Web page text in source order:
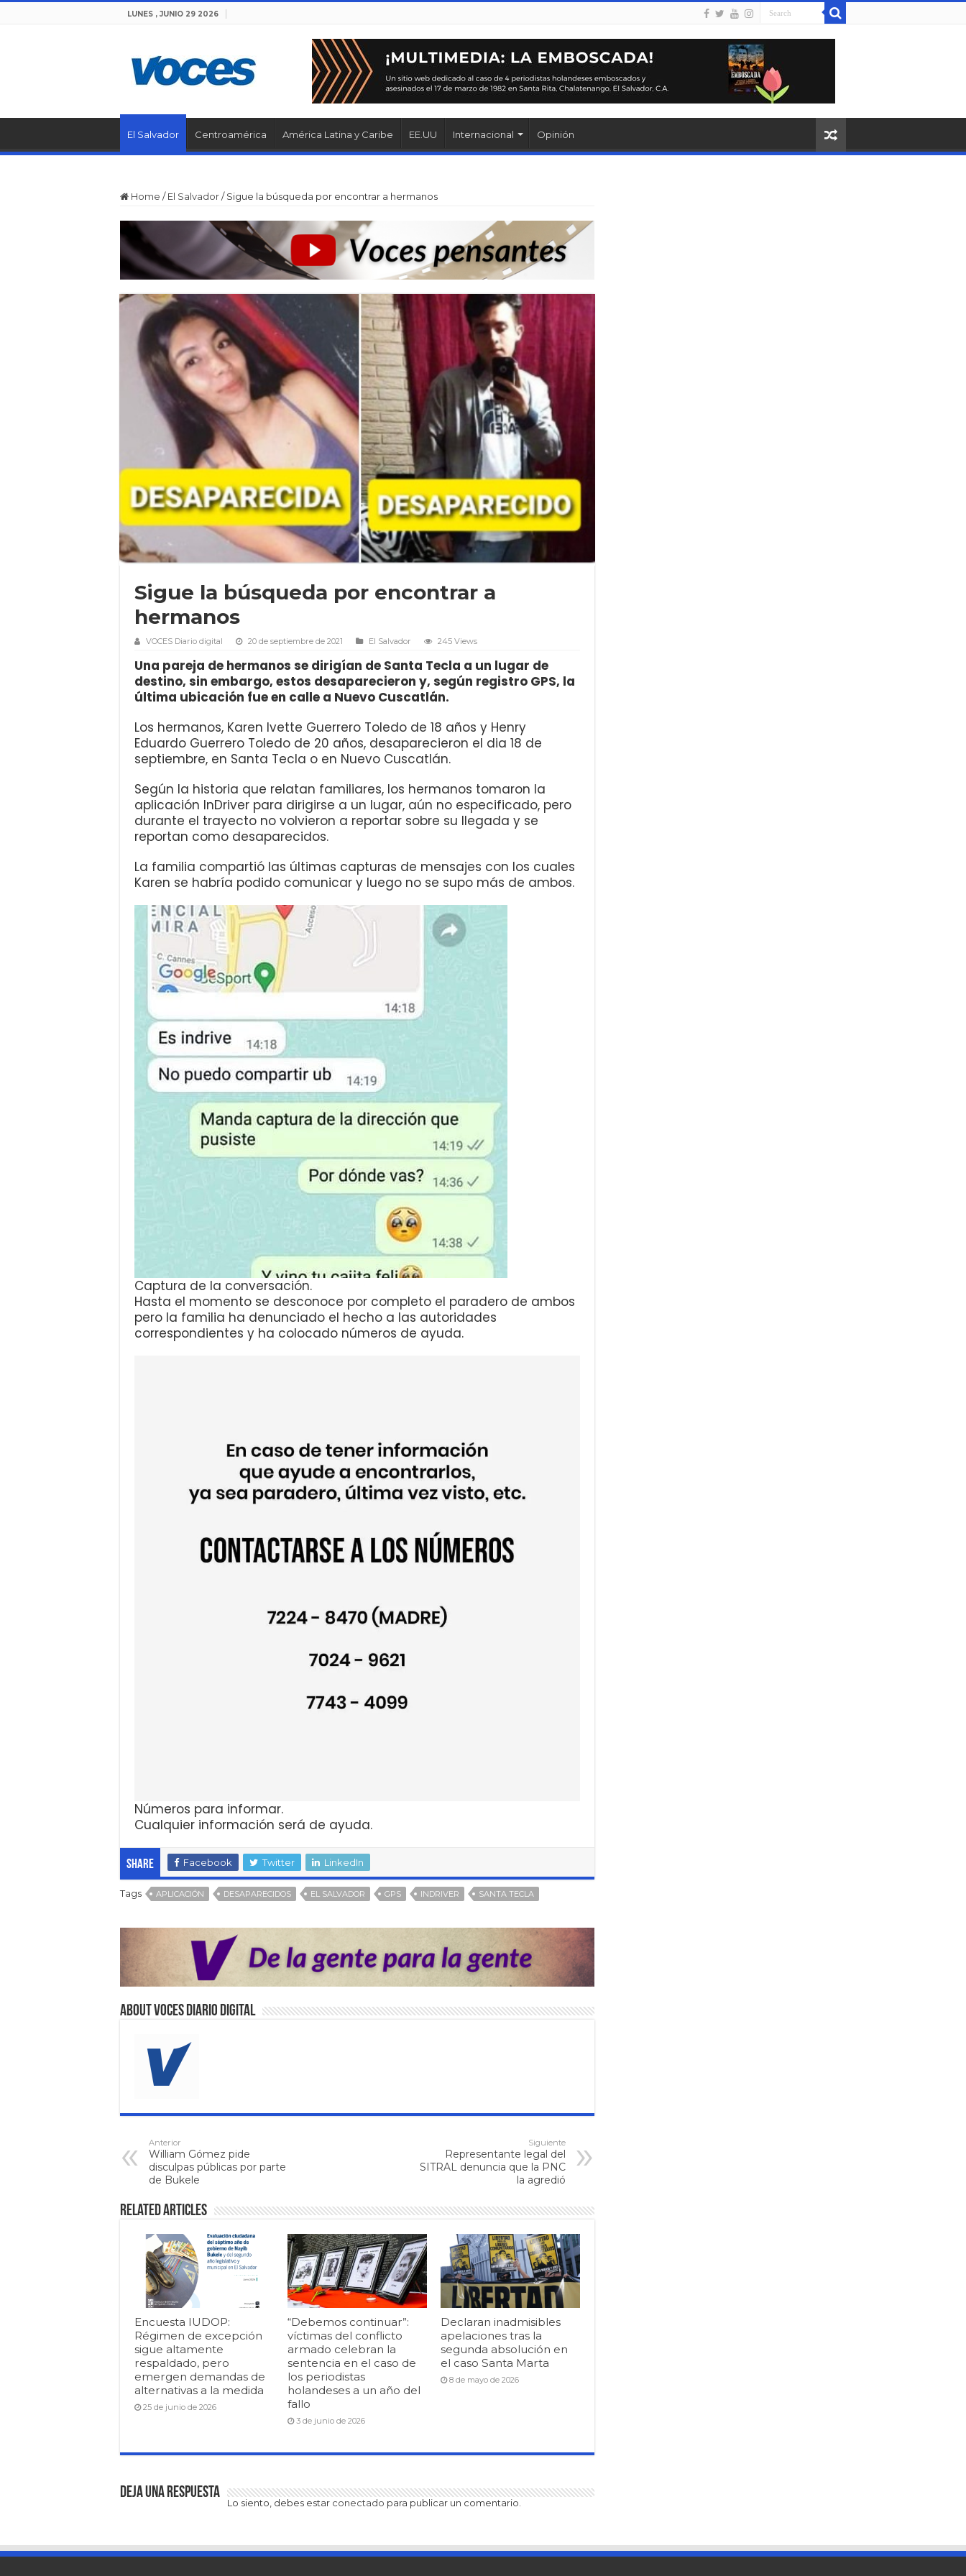
LUNES , JUNIO 29 2026
El Salvador Centroamérica América Latina y Caribe EE.UU Internacional Opinión
Home / El Salvador/ Sigue la búsqueda por encontrar a hermanos
Sigue la búsqueda por encontrar a
hermanos
VOCES Diario digital 20 de septiembre de 2021 El Salvador 245 Views
Una pareja de hermanos se dirigían de Santa Tecla a un lugar de
destino, sin embargo, estos desaparecieron y, según registro GPS, la
última ubicación fue en calle a Nuevo Cuscatlán.
Los hermanos, Karen Ivette Guerrero Toledo de 18 años y Henry
Eduardo Guerrero Toledo de 20 años, desaparecieron el dia 18 de
septiembre, en Santa Tecla o en Nuevo Cuscatlán.
Según la historia que relatan familiares, los hermanos tomaron la
aplicación InDriver para dirigirse a un lugar, aún no especificado, pero
durante el trayecto no volvieron a reportar sobre su llegada y se
reportan como desaparecidos.
La familia compartió las últimas capturas de mensajes con los cuales
Karen se habría podido comunicar y luego no se supo más de ambos.
Captura de la conversación.
Hasta el momento se desconoce por completo el paradero de ambos
pero la familia ha denunciado el hecho a las autoridades
correspondientes y ha colocado números de ayuda.
Números para informar.
Cualquier información será de ayuda.
Share Facebook Twitter LinkedIn
Tags APLICACIÓN DESAPARECIDOS EL SALVADOR GPS INDRIVER SANTA TECLA
About VOCES Diario digital
Anterior
William Gómez pide
disculpas públicas por parte
de Bukele
Siguiente
Representante legal del
SITRAL denuncia que la PNC
la agredió
Related Articles
Encuesta IUDOP:
Régimen de excepción
sigue altamente
respaldado, pero
emergen demandas de
alternativas a la medida
25 de junio de 2026
“Debemos continuar”:
víctimas del conflicto
armado celebran la
sentencia en el caso de
los periodistas
holandeses a un año del
fallo
3 de junio de 2026
Declaran inadmisibles
apelaciones tras la
segunda absolución en
el caso Santa Marta
8 de mayo de 2026
Deja una respuesta
Lo siento, debes estar conectado para publicar un comentario.